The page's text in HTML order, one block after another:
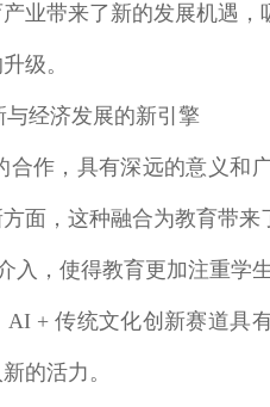
业带来了新的发展机遇
级。
经济发展的新引擎
合作，具有深远的意义和
面，这种融合为教育带
入，使得教育更加注重学
+ 传统文化创新赛道具
的活力。